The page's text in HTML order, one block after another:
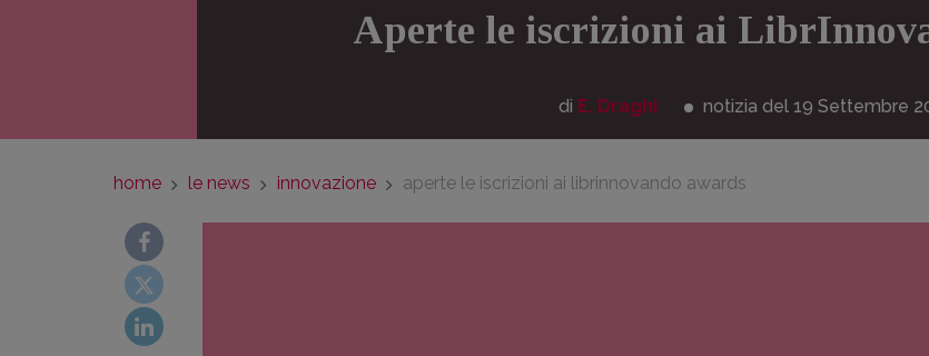
Aperte le iscrizioni ai
di E. Draghi notizia del 19 Settembre
home le news innovazione aperte le iscrizioni ai librinnovando awards